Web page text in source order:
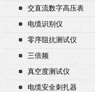
交直流数字高压表
电缆识别仪
零序阻抗测试仪
三倍频
真空度测试仪
电缆安全刺扎器